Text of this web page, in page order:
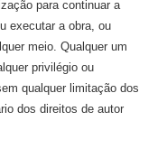
para continuar a
executar a obra, ou
meio. Qualquer um
privilégio ou
qualquer limitação dos
dos direitos de autor